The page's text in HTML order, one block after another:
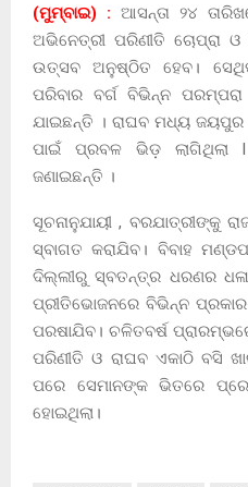
(ମୁମ୍ବାଇ) : ଆସନ୍ତା ୨୪
ଅଭିନେତ୍ରୀ ପରିଣୀତି ଚୋପ୍ରା ଓ
ଉତ୍ସବ ଅନୁଷ୍ଠିତ ହେବ।
ପରିବାର ବର୍ଗ ବିଭିନ୍ନ
ଯାଇଛନ୍ତି । ରାଘବ ମଧ୍ୟ ଜୟପୁର
ପାଇଁ ପ୍ରବଳ ଭିଡ଼ ଲାଗିଥିଲା
ଜଣାଇଛନ୍ତି ।
ସୂଚନାନୁଯାୟୀ , ବରଯାତ୍ରୀଙ୍କୁ
ସ୍ବାଗତ କରାଯିବ। ବିବାହ
ଦିଲ୍ଲୀରୁ ସ୍ବତନ୍ତ୍ର ଧରଣର
ପ୍ରୀତିଭୋଜନରେ ବିଭିନ୍ନ ପ୍ରକାର
ପରଷାଯିବ। ଚଳିତବର୍ଷ
ପରିଣୀତି ଓ ରାଘବ ଏକାଠି ବସି
ପରେ ସେମାନଙ୍କ ଭିତରେ
ହୋଇଥିଲା।